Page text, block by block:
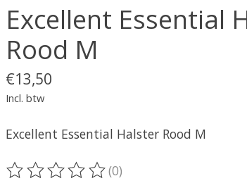
Excellent Essential
Rood M
€13,50
Incl. btw
Excellent Essential Halster Rood M
De beoordeling van dit product is
(0)